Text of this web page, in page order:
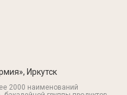
Иркутск
2000 наименований